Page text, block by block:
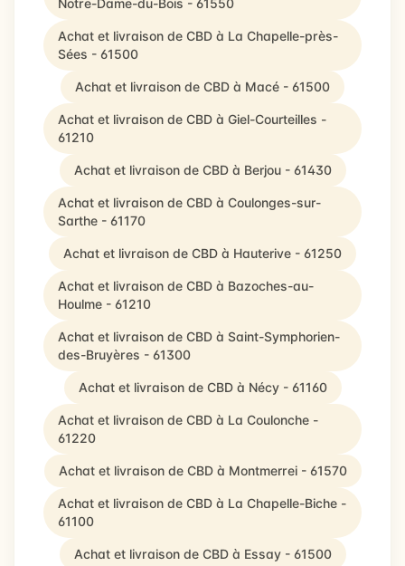
Notre-Dame-du-Bois - 61550
Achat et livraison de CBD à La Chapelle-près-
Sées - 61500
Achat et livraison de CBD à Macé - 61500
Achat et livraison de CBD à Giel-Courteilles -
61210
Achat et livraison de CBD à Berjou - 61430
Achat et livraison de CBD à Coulonges-sur-
Sarthe - 61170
Achat et livraison de CBD à Hauterive - 61250
Achat et livraison de CBD à Bazoches-au-
Houlme - 61210
Achat et livraison de CBD à Saint-Symphorien-
des-Bruyères - 61300
Achat et livraison de CBD à Nécy - 61160
Achat et livraison de CBD à La Coulonche -
61220
Achat et livraison de CBD à Montmerrei - 61570
Achat et livraison de CBD à La Chapelle-Biche -
61100
Achat et livraison de CBD à Essay - 61500